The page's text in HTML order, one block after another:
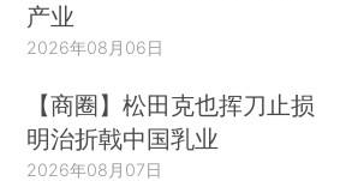
产业
2026年08月06日
【商圈】松田克也挥刀止损
明治折戟中国乳业
2026年08月07日